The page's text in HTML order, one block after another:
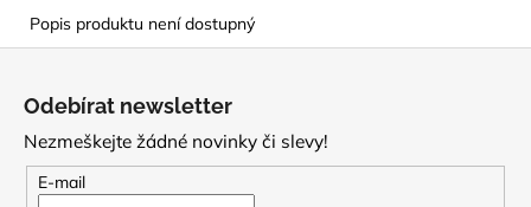
Popis produktu není dostupný
Odebírat newsletter
Nezmeškejte žádné novinky či slevy!
E-mail